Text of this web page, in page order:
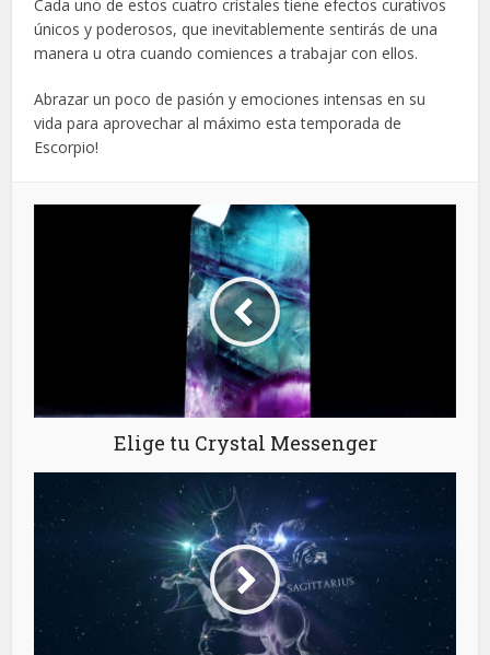
Cada uno de estos cuatro cristales tiene efectos curativos
únicos y poderosos, que inevitablemente sentirás de una
manera u otra cuando comiences a trabajar con ellos.
Abrazar un poco de pasión y emociones intensas en su
vida para aprovechar al máximo esta temporada de
Escorpio!
Elige tu Crystal Messenger